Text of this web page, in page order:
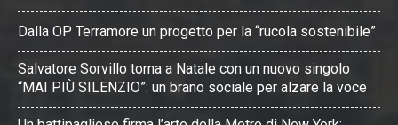
Dalla OP Terramore un progetto per la “rucola sostenibile”
Salvatore Sorvillo torna a Natale con un nuovo singolo
“MAI PIÙ SILENZIO”: un brano sociale per alzare la voce